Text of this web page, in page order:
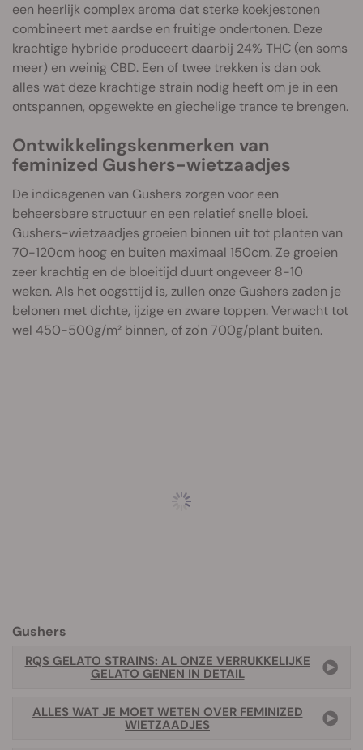
een heerlijk complex aroma dat sterke koekjestonen
combineert met aardse en fruitige ondertonen. Deze
krachtige hybride produceert daarbij 24% THC (en soms
meer) en weinig CBD. Een of twee trekken is dan ook
alles wat deze krachtige strain nodig heeft om je in een
ontspannen, opgewekte en giechelige trance te brengen.
Ontwikkelingskenmerken van
feminized Gushers-wietzaadjes
De indicagenen van Gushers zorgen voor een
beheersbare structuur en een relatief snelle bloei.
Gushers-wietzaadjes groeien binnen uit tot planten van
70-120cm hoog en buiten maximaal 150cm. Ze groeien
zeer krachtig en de bloeitijd duurt ongeveer 8-10
weken. Als het oogsttijd is, zullen onze Gushers zaden je
belonen met dichte, ijzige en zware toppen. Verwacht tot
wel 450-500g/m² binnen, of zo'n 700g/plant buiten.
Gushers
RQS GELATO STRAINS: AL ONZE VERRUKKELIJKE
GELATO GENEN IN DETAIL
ALLES WAT JE MOET WETEN OVER FEMINIZED
WIETZAADJES